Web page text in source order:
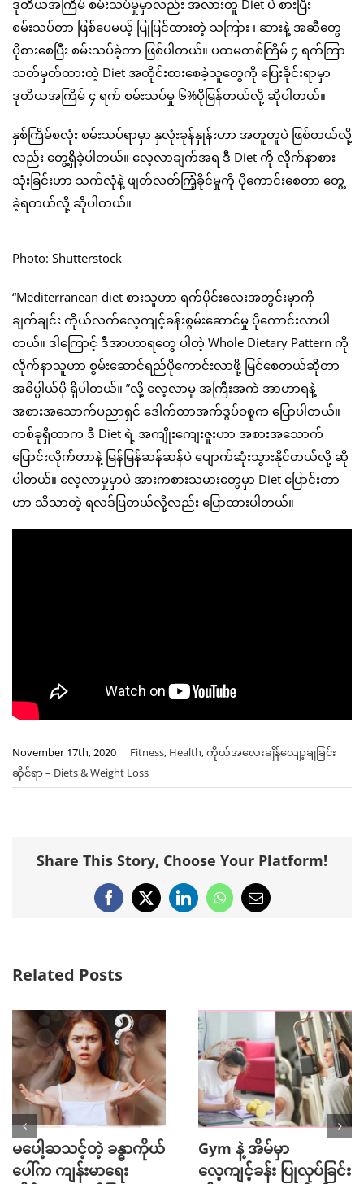
ဒုတိယအကြိမ် စမ်းသပ်မှုမှာလည်း အလားတူ Diet ပဲ စားပြီး
စမ်းသပ်တာ ဖြစ်ပေမယ့် ပြုပြင်ထားတဲ့ သကြား ၊ ဆားနဲ့ အဆီတွေ
ပိုစားစေပြီး စမ်းသပ်ခဲ့တာ ဖြစ်ပါတယ်။ ပထမတစ်ကြိမ် ၄ ရက်ကြာ
သတ်မှတ်ထားတဲ့ Diet အတိုင်းစားစေခဲ့သူတွေကို ပြေးခိုင်းရာမှာ
ဒုတိယအကြိမ် ၄ ရက် စမ်းသပ်မှု ၆%ပိုမြန်တယ်လို့ ဆိုပါတယ်။
နှစ်ကြိမ်စလုံး စမ်းသပ်ရာမှာ နှလုံးခုန်နှုန်းဟာ အတူတူပဲ ဖြစ်တယ်လို့
လည်း တွေ့ရှိခဲ့ပါတယ်။ လေ့လာချက်အရ ဒီ Diet ကို လိုက်နာစား
သုံးခြင်းဟာ သက်လုံနဲ့ ဖျတ်လတ်ကြံ့ခိုင်မှုကို ပိုကောင်းစေတာ တွေ့
ခဲ့ရတယ်လို့ ဆိုပါတယ်။
Photo: Shutterstock
“Mediterranean diet စားသူဟာ ရက်ပိုင်းလေးအတွင်းမှာကို
ချက်ချင်း ကိုယ်လက်လေ့ကျင့်ခန်းစွမ်းဆောင်မှု ပိုကောင်းလာပါ
တယ်။ ဒါကြောင့် ဒီအာဟာရတွေ ပါတဲ့ Whole Dietary Pattern ကို
လိုက်နာသူဟာ စွမ်းဆောင်ရည်ပိုကောင်းလာဖို့ မြင်စေတယ်ဆိုတာ
အဓိပ္ပါယ်ပို ရှိပါတယ်။ ”လို့ လေ့လာမှု အကြီးအကဲ အာဟာရနဲ့
အစားအသောက်ပညာရှင် ဒေါက်တာအက်ဒွပ်ဝစ္စက ပြောပါတယ်။
တစ်ခုရှိတာက ဒီ Diet ရဲ့ အကျိုးကျေးဇူးဟာ အစားအသောက်
ပြောင်းလိုက်တာနဲ့ မြန်မြန်ဆန်ဆန်ပဲ ပျောက်ဆုံးသွားနိုင်တယ်လို့ ဆို
ပါတယ်။ လေ့လာမှုမှာပဲ အားကစားသမားတွေမှာ Diet ပြောင်းတာ
ဟာ သိသာတဲ့ ရလဒ်ပြတယ်လို့လည်း ပြောထားပါတယ်။
November 17th, 2020 | Fitness, Health,ကိုယ်အလေးချိန်လျော့ချခြင်း
ဆိုင်ရာ – Diets & Weight Loss
Share This Story, Choose Your Platform!
Facebook
X LinkedInWhatsApp
Email
Related Posts
မပေါ့ဆသင့်တဲ့ ခန္ဓာကိုယ်
ပေါ်က ကျန်းမာရေး
Gym နဲ့ အိမ်မှာ
လေ့ကျင့်ခန်း ပြုလုပ်ခြင်း